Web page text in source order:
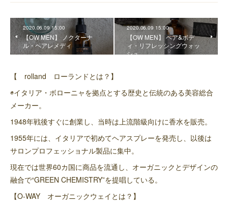
2020.06.09 15:00
【OW MEN】 ノクターナ
ル・ヘアレメディ
2020.06.09 15:00
【OW MEN】 ヘア&ボデ
ィ・リフレッシングウォッ
シュ
【 rolland ローランドとは？】
◉イタリア・ボローニャを拠点とする歴史と伝統のある美容総合
メーカー。
1948年戦後すぐに創業し、当時は上流階級向けに香水を販売。
1955年には、イタリアで初めてヘアスプレーを発売し、以後は
サロンプロフェッショナル製品に集中。
現在では世界60カ国に商品を流通し、オーガニックとデザインの
融合で“GREEN CHEMISTRY”を提唱している。
【O-WAY オーガニックウェイとは？】